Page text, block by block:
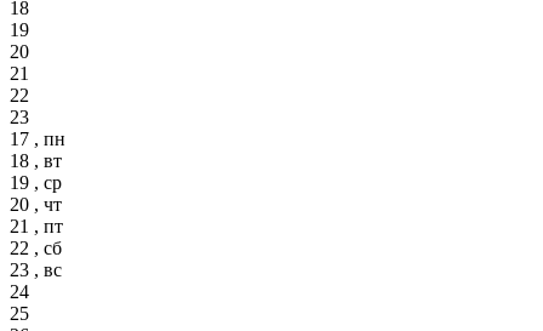
18
19
20
21
22
23
17 , пн
18 , вт
19 , ср
20 , чт
21 , пт
22 , сб
23 , вс
24
25